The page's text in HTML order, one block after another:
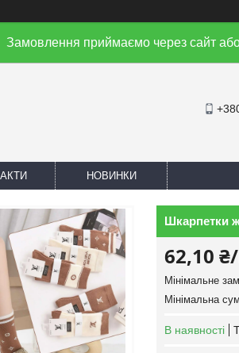
Замовлення приймаємо через сайт
НОВИНКИ
Шкарпетки
62,10
Мінімальне
Мінімальна
В наявності